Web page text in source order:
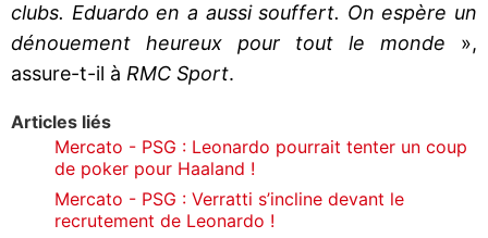
clubs. Eduardo en a aussi souffert. On espère un
dénouement heureux pour tout le monde »,
assure-t-il à RMC Sport.
Articles liés
Mercato - PSG : Leonardo pourrait tenter un coup
de poker pour Haaland !
Mercato - PSG : Verratti s’incline devant le
recrutement de Leonardo !